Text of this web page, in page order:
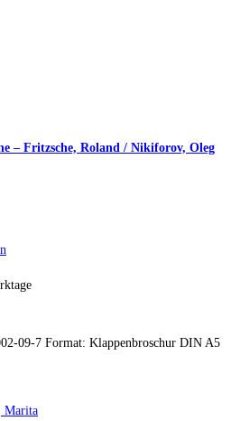
– Fritzsche, Roland / Nikiforov, Oleg
09-7 Format: Klappenbroschur DIN A5